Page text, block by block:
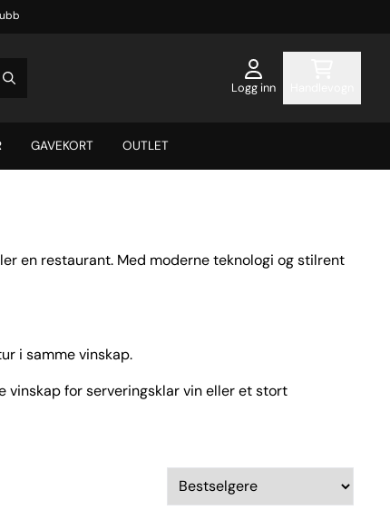
Logg inn
GAVEKORT OUTLET
en restaurant. Med moderne teknologi og stilrent
i samme vinskap.
vinskap for serveringsklar vin eller et stort